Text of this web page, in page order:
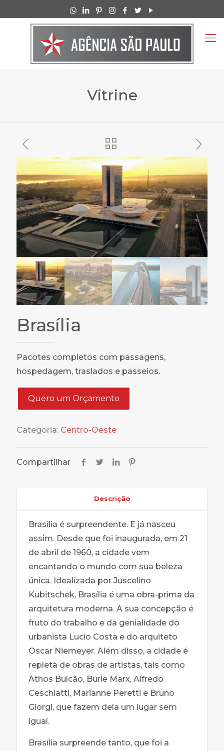
Vitrine
Brasília
Pacotes completos com passagens,
hospedagem, traslados e passeios.
Quero um Orçamento
Categoria: Centro-Oeste
Compartilhar
Descrição
Brasília é surpreendente. E já nasceu
assim. Desde que foi inaugurada, em 21
de abril de 1960, a cidade vem
encantando o mundo com sua beleza
única. Idealizada por Juscelino
Kubitschek, Brasília é uma obra-prima da
arquitetura moderna. A sua concepção é
fruto do trabalho e da genialidade do
urbanista Lucio Costa e do arquiteto
Oscar Niemeyer. Além disso, a cidade é
repleta de obras de artistas, tais como
Athos Bulcão, Burle Marx, Alfredo
Ceschiatti, Marianne Peretti e Bruno
Giorgi, que fazem dela um lugar sem
igual.
Brasília surpreende tanto, que foi a